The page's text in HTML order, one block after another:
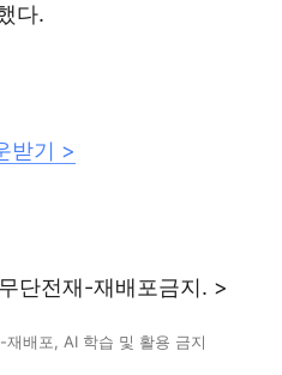
다.
받기 >
단전재-재배포금지. >
배포, AI 학습 및 활용 금지